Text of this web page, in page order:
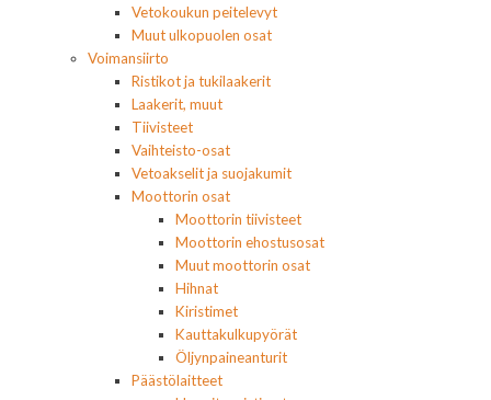
Vetokoukun peitelevyt
Muut ulkopuolen osat
Voimansiirto
Ristikot ja tukilaakerit
Laakerit, muut
Tiivisteet
Vaihteisto-osat
Vetoakselit ja suojakumit
Moottorin osat
Moottorin tiivisteet
Moottorin ehostusosat
Muut moottorin osat
Hihnat
Kiristimet
Kauttakulkupyörät
Öljynpaineanturit
Päästölaitteet